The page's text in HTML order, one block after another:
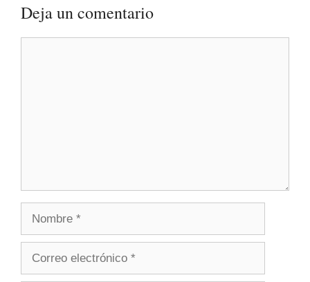
Deja un comentario